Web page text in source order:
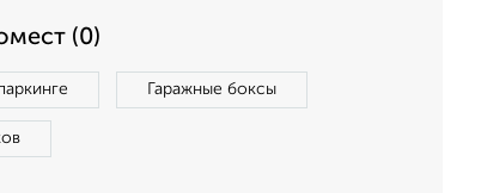
(0)
Гаражные боксы